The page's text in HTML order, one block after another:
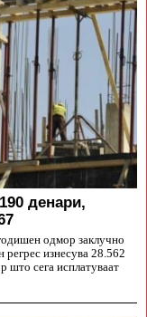
денари,
одмор заклучно
регрес изнесува 28.562
што сега исплатуваат